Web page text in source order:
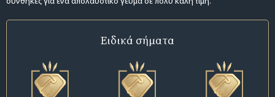
Ειδικά σήματα